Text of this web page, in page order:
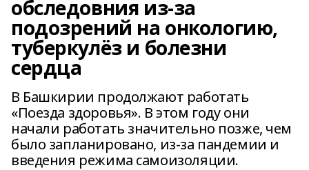
обследовния из-за
подозрений на онкологию,
туберкулёз и болезни
сердца
В Башкирии продолжают работать
«Поезда здоровья». В этом году они
начали работать значительно позже, чем
было запланировано, из-за пандемии и
введения режима самоизоляции.